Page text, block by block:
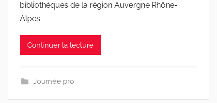
bibliothèques de la région Auvergne Rhône-
Alpes.
Continuer la lecture
Journée pro